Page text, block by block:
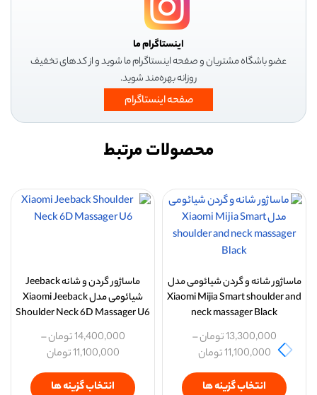
اینستاگرام ما
عضو باشگاه مشتریان و صفحه اینستاگرام ما شوید و از کدهای تخفیف
روزانه بهره‌مند شوید.
صفحه اینستاگرام
محصولات مرتبط
ماساژور شانه و گردن شیائومی مدل
Xiaomi Mijia Smart shoulder and
neck massager Black
13,300,000تومان–
11,100,000تومان
انتخاب گزینه ها
ماساژور گردن و شانه Jeeback
شیائومی مدل Xiaomi Jeeback
Shoulder Neck 6D Massager U6
14,400,000تومان–
11,100,000تومان
انتخاب گزینه ها